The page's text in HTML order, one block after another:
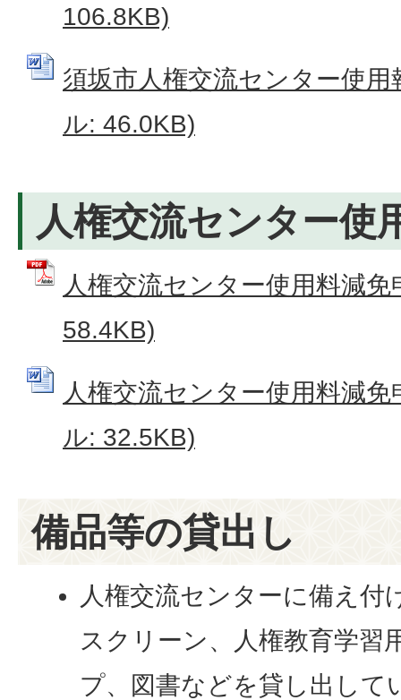
106.8KB)
須坂市人権交流センター使
ル: 46.0KB)
人権交流センター使
人権交流センター使用料減
58.4KB)
人権交流センター使用料減
ル: 32.5KB)
備品等の貸出し
人権交流センターに備え付
スクリーン、人権教育学習
プ、図書などを貸し出して